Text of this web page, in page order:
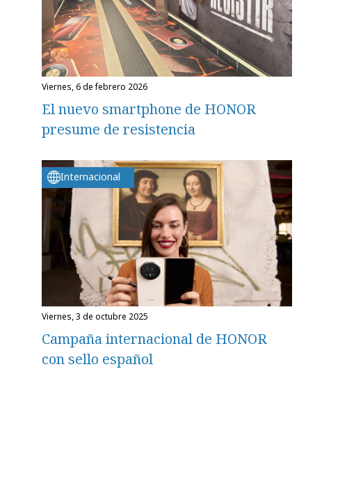
viernes, 6 de febrero 2026
El nuevo smartphone de HONOR
presume de resistencia
Internacional
viernes, 3 de octubre 2025
Campaña internacional de HONOR
con sello español